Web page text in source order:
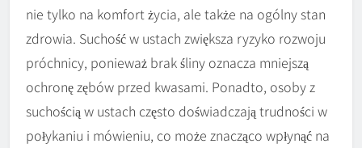
nie tylko na komfort życia, ale także na ogólny stan
zdrowia. Suchość w ustach zwiększa ryzyko rozwoju
próchnicy, ponieważ brak śliny oznacza mniejszą
ochronę zębów przed kwasami. Ponadto, osoby z
suchością w ustach często doświadczają trudności w
połykaniu i mówieniu, co może znacząco wpłynąć na